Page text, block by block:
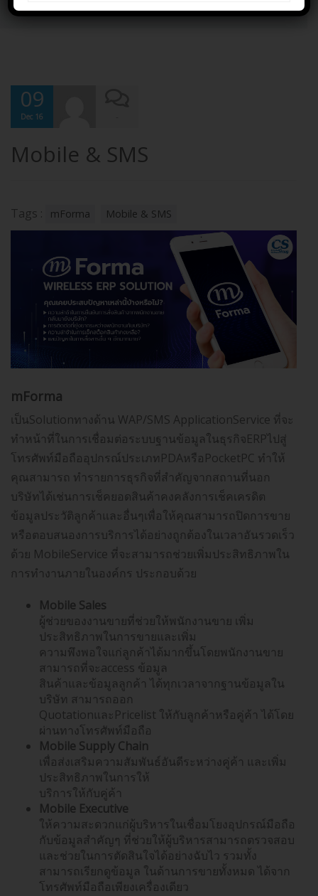
09
Dec 16
Mobile & SMS
Tags : mForma Mobile & SMS
mForma
เป็นSolutionทางด้าน WAP/SMS ApplicationService ที่จะ
ทำหน้าที่ในการเชื่อมต่อระบบฐานข้อมูลในธุรกิจERPไปสู่
โทรศัพท์มือถืออุปกรณ์ประเภทPDAหรือPocketPC ทำให้
คุณสามารถ ทำรายการธุรกิจที่สำคัญจากสถานที่นอก
บริษัทได้เช่นการเช็คยอดสินค้าคงคลังการเช็คเครดิต
ข้อมูลประวัติลูกค้าและอื่นๆเพื่อให้คุณสามารถปิดการขาย
หรือตอบสนองการบริการได้อย่างถูกต้องในเวลาอันรวดเร็ว
ด้วย MobileService ที่จะสามารถช่วยเพิ่มประสิทธิภาพใน
การทำงานภายในองค์กร ประกอบด้วย
Mobile Sales
ผู้ช่วยของงานขายที่ช่วยให้พนักงานขาย เพิ่ม
ประสิทธิภาพในการขายและเพิ่ม
ความพึงพอใจแก่ลูกค้าได้มากขึ้นโดยพนักงานขาย
สามารถที่จะaccess ข้อมูล
สินค้าและข้อมูลลูกค้า ได้ทุกเวลาจากฐานข้อมูลใน
บริษัท สามารถออก
QuotationและPricelist ให้กับลูกค้าหรือคู่ค้า ได้โดย
ผ่านทางโทรศัพท์มือถือ
Mobile Supply Chain
เพื่อส่งเสริมความสัมพันธ์อันดีระหว่างคู่ค้า และเพิ่ม
ประสิทธิภาพในการให้
บริการให้กับคู่ค้า
Mobile Executive
ให้ความสะดวกแก่ผู้บริหารในเชื่อมโยงอุปกรณ์มือถือ
กับข้อมูลสำคัญๆ ที่ช่วยให้ผู้บริหารสามารถตรวจสอบ
และช่วยในการตัดสินใจได้อย่างฉับไว รวมทั้ง
สามารถเรียกดูข้อมูล ในด้านการขายทั้งหมด ได้จาก
โทรศัพท์มือถือเพียงเครื่องเดียว